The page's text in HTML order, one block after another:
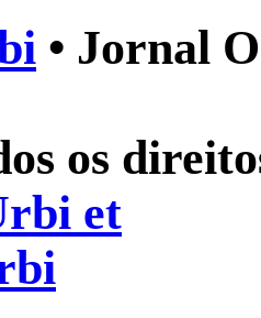
• Jornal
os